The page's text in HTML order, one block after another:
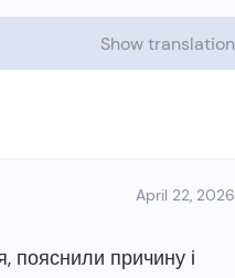
Show translation
April 22, 2026
пояснили причину і